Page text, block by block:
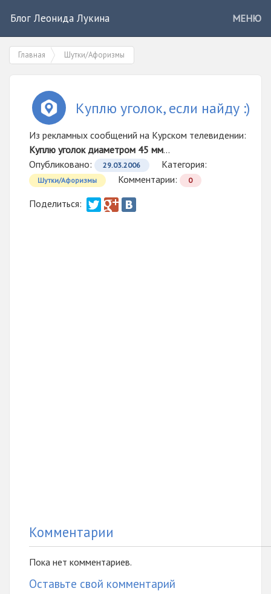
Блог Леонида Лукина МЕНЮ
Главная Шутки/Афоризмы
Куплю уголок, если найду :)
Из рекламных сообщений на Курском телевидении:
Куплю уголок диаметром 45 мм...
Опубликовано:
29.03.2006 Категория:
Шутки/Афоризмы Комментарии: 0
Поделиться:
Комментарии
Пока нет комментариев.
Оставьте свой комментарий